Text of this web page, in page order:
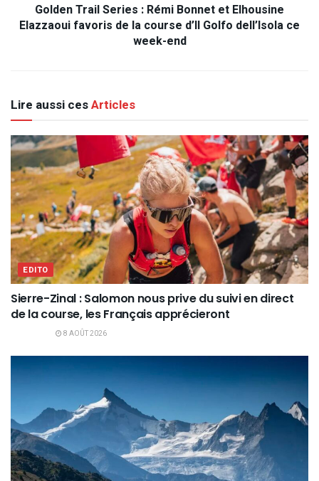
Golden Trail Series : Rémi Bonnet et Elhousine
Elazzaoui favoris de la course d’Il Golfo dell’Isola ce
week-end
Lire aussi cesArticles
EDITO
Sierre-Zinal : Salomon nous prive du suivi en direct
de la course, les Français apprécieront
8 AOÛT 2026